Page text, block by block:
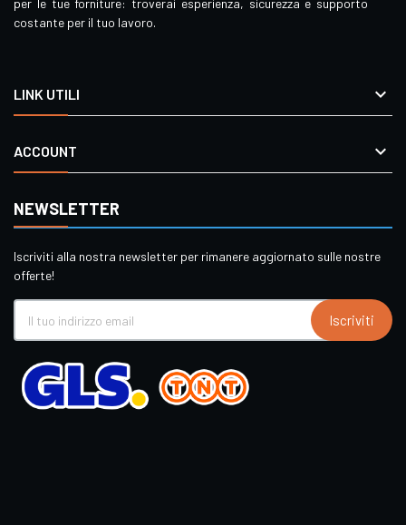
per le tue forniture: troverai esperienza, sicurezza e supporto
costante per il tuo lavoro.
LINK UTILI 
ACCOUNT 
NEWSLETTER
Iscriviti alla nostra newsletter per rimanere aggiornato sulle nostre
offerte!
Iscriviti